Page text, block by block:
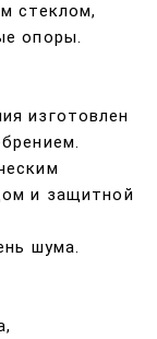
стеклом,
опоры.
изготовлен
и защитной
шума.